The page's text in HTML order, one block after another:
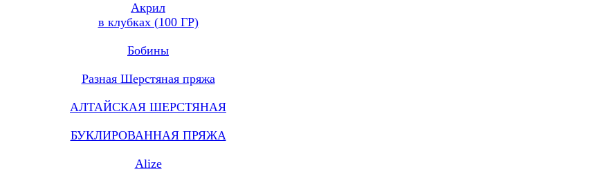
Акрил
в клубках (100 ГР)
Бобины
Разная Шерстяная пряжа
АЛТАЙСКАЯ ШЕРСТЯНАЯ
БУКЛИРОВАННАЯ ПРЯЖА
Alize